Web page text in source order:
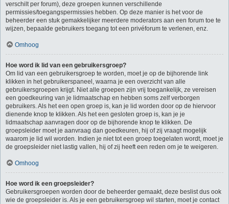
verschilt per forum), deze groepen kunnen verschillende
permissies/toegangspermissies hebben. Op deze manier is het voor de
beheerder een stuk gemakkelijker meerdere moderators aan een forum toe te
wijzen, bepaalde gebruikers toegang tot een privéforum te verlenen, enz.
Omhoog
Hoe word ik lid van een gebruikersgroep?
Om lid van een gebruikersgroep te worden, moet je op de bijhorende link
klikken in het gebruikerspaneel, waarna je een overzicht van alle
gebruikersgroepen krijgt. Niet alle groepen zijn vrij toegankelijk, ze vereisen
een goedkeuring van je lidmaatschap en hebben soms zelf verborgen
gebruikers. Als het een open groep is, kan je lid worden door op de hiervoor
dienende knop te klikken. Als het een gesloten groep is, kan je je
lidmaatschap aanvragen door op de bijhorende knop te klikken. De
groepsleider moet je aanvraag dan goedkeuren, hij of zij vraagt mogelijk
waarom je lid wil worden. Indien je niet tot een groep toegelaten wordt, moet je
de groepsleider niet lastig vallen, hij of zij heeft een reden om je te weigeren.
Omhoog
Hoe word ik een groepsleider?
Gebruikersgroepen worden door de beheerder gemaakt, deze beslist dus ook
wie de groepsleider is. Als je een gebruikersgroep wil starten, moet je contact